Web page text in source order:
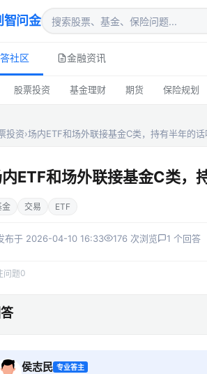
智问金
社区 金融资讯
股票投资 基金理财 期货 保险规划
投资›场内ETF和场外联接基金C类，持有半年的
ETF和场外联接基金C类，
金 交易 ETF
布于 2026-04-10 16:33 176 次浏览 1 个回答
问题0
侯志民 专业答主